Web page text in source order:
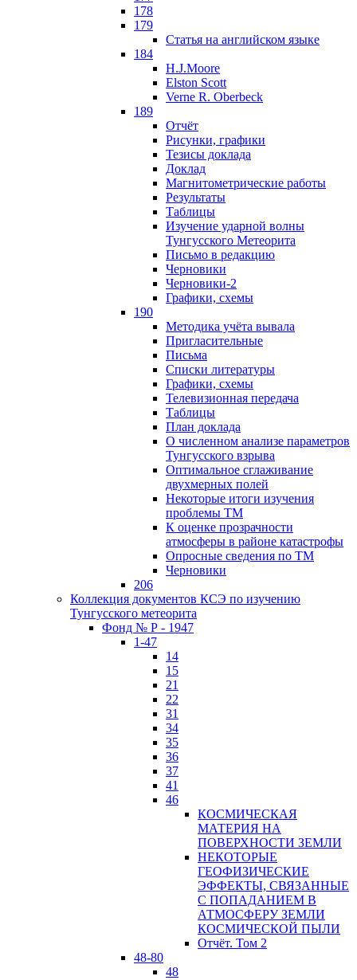
178
179
Статья на английском языке
184
H.J.Moore
Elston Scott
Verne R. Oberbeck
189
Отчёт
Рисунки, графики
Тезисы доклада
Доклад
Магнитометрические работы
Результаты
Таблицы
Изучение ударной волны
Тунгусского Метеорита
Письмо в редакцию
Черновики
Черновики-2
Графики, схемы
190
Методика учёта вывала
Пригласительные
Письма
Списки литературы
Графики, схемы
Телевизионная передача
Таблицы
План доклада
О численном анализе параметров
Тунгусского взрыва
Оптимальное сглаживание
двухмерных полей
Некоторые итоги изучения
проблемы ТМ
К оценке прозрачности
атмосферы в районе катастрофы
Опросные сведения по ТМ
Черновики
206
Коллекция документов КСЭ по изучению
Тунгусского метеорита
Фонд № Р - 1947
1-47
14
15
21
22
31
34
35
36
37
41
46
КОСМИЧЕСКАЯ
МАТЕРИЯ НА
ПОВЕРХНОСТИ ЗЕМЛИ
НЕКОТОРЫЕ
ГЕОФИЗИЧЕСКИЕ
ЭФФЕКТЫ, СВЯЗАННЫЕ
С ПОПАДАНИЕМ В
АТМОСФЕРУ ЗЕМЛИ
КОСМИЧЕСКОЙ ПЫЛИ
Отчёт. Том 2
48-80
48